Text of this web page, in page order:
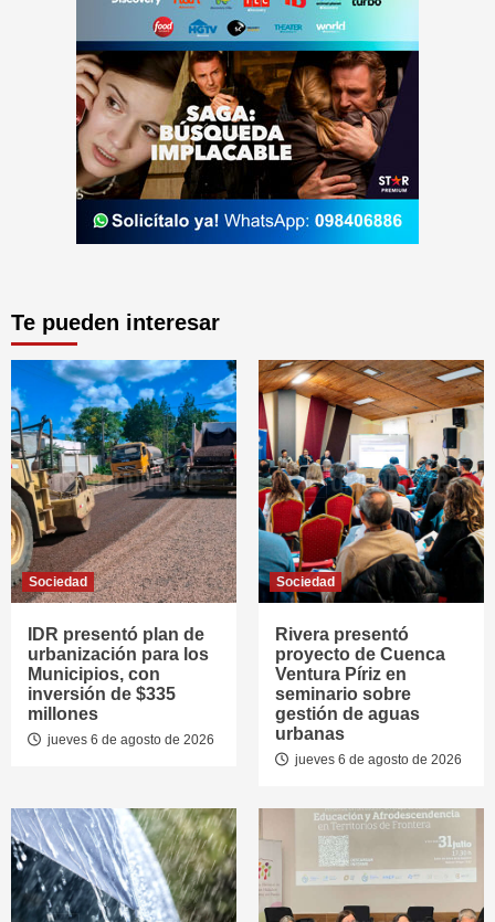
Te pueden interesar
Sociedad
IDR presentó plan de
urbanización para los
Municipios, con
inversión de $335
millones
jueves 6 de agosto de 2026
Sociedad
Rivera presentó
proyecto de Cuenca
Ventura Píriz en
seminario sobre
gestión de aguas
urbanas
jueves 6 de agosto de 2026